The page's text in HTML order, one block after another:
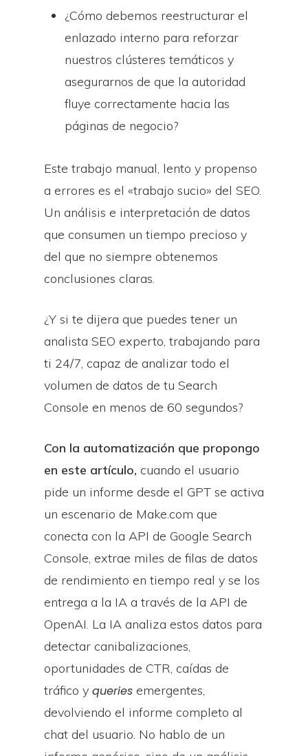
¿Cómo debemos reestructurar el
enlazado interno para reforzar
nuestros clústeres temáticos y
asegurarnos de que la autoridad
fluye correctamente hacia las
páginas de negocio?
Este trabajo manual, lento y propenso
a errores es el «trabajo sucio» del SEO.
Un análisis e interpretación de datos
que consumen un tiempo precioso y
del que no siempre obtenemos
conclusiones claras.
¿Y si te dijera que puedes tener un
analista SEO experto, trabajando para
ti 24/7, capaz de analizar todo el
volumen de datos de tu Search
Console en menos de 60 segundos?
Con la automatización que propongo
en este artículo, cuando el usuario
pide un informe desde el GPT se activa
un escenario de Make.com que
conecta con la API de Google Search
Console, extrae miles de filas de datos
de rendimiento en tiempo real y se los
entrega a la IA a través de la API de
OpenAI. La IA analiza estos datos para
detectar canibalizaciones,
oportunidades de CTR, caídas de
tráfico y queries emergentes,
devolviendo el informe completo al
chat del usuario. No hablo de un